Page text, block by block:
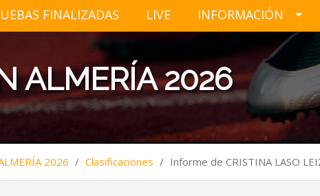
FINALIZADAS LIVE INFORMACIÓN
ALMERÍA 2026
2026 / Clasificaciones / Informe de CRISTINA LASO